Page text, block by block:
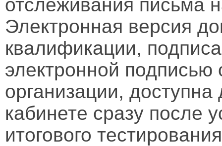
отслеживания письма
Электронная версия
квалификации,
электронной подписью
организации,
кабинете сразу после
итогового